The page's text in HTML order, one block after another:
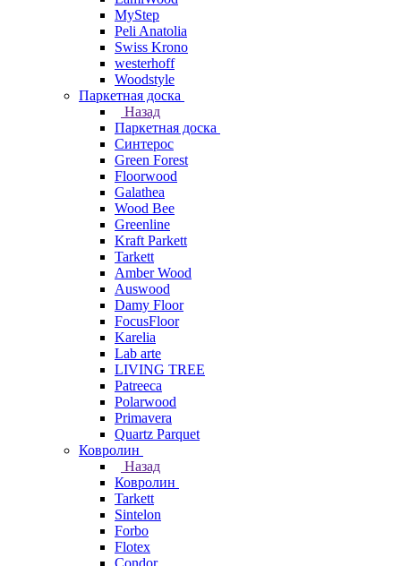
MyStep
Peli Anatolia
Swiss Krono
westerhoff
Woodstyle
Паркетная доска
Назад
Паркетная доска
Синтерос
Green Forest
Floorwood
Galathea
Wood Bee
Greenline
Kraft Parkett
Tarkett
Amber Wood
Auswood
Damy Floor
FocusFloor
Karelia
Lab arte
LIVING TREE
Patreeca
Polarwood
Primavera
Quartz Parquet
Ковролин
Назад
Ковролин
Tarkett
Sintelon
Forbo
Flotex
Condor